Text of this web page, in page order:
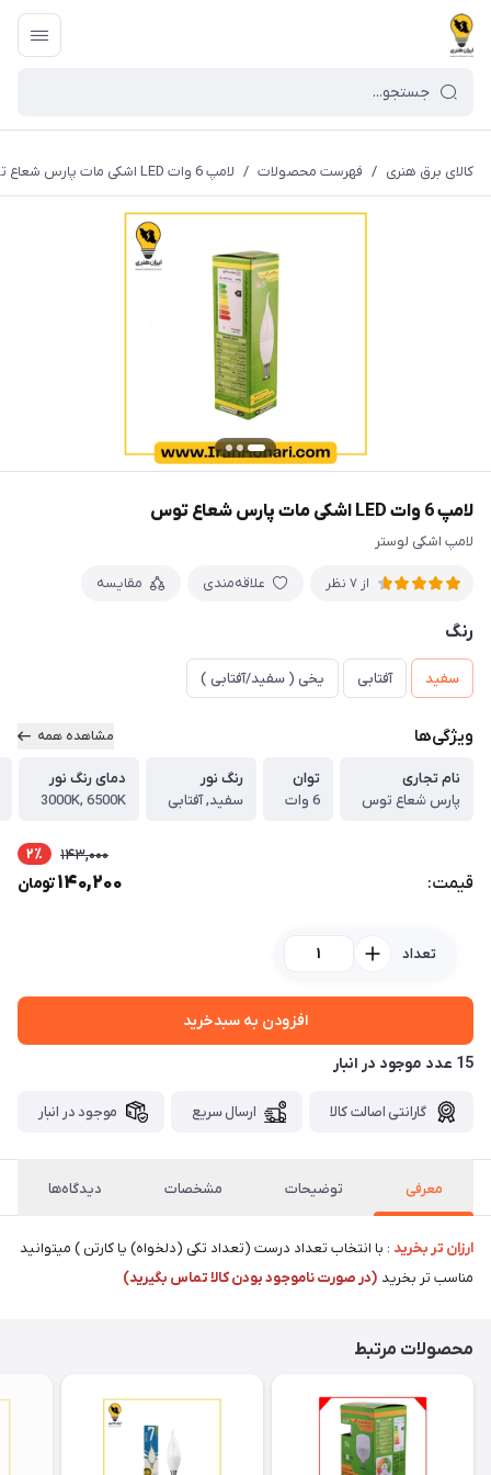
کالای برق هنری / فهرست محصولات / لامپ 6 وات LED اشکی مات پارس شعاع توس
لامپ 6 وات LED اشکی مات پارس شعاع توس
لامپ اشکی لوستر
از 7 نظر علاقه‌مندی مقایسه
رنگ
سفید آفتابی یخی ( سفید/آفتابی )
ویژگی‌ها مشاهده همه
نام تجاری
پارس شعاع توس
توان
6 وات
رنگ نور
سفید, آفتابی
دمای رنگ نور
3000K, 6500K
قیمت:
143,000 2٪
140,200تومان
تعداد
افزودن به سبدخرید
15 عدد موجود در انبار
گارانتی اصالت کالا ارسال سریع موجود در انبار
معرفی توضیحات مشخصات دیدگاه‌ها
ارزان تر بخرید : با انتخاب تعداد درست (تعداد تکی (دلخواه) یا کارتن ) میتوانید
مناسب تر بخرید (در صورت ناموجود بودن کالا تماس بگیرید)
محصولات مرتبط